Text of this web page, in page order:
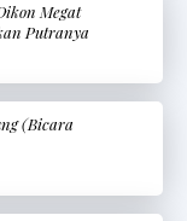
Megat
Putranya
(Bicara